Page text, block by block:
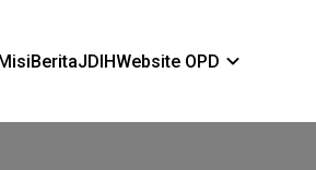
BeritaJDIHWebsite OPD